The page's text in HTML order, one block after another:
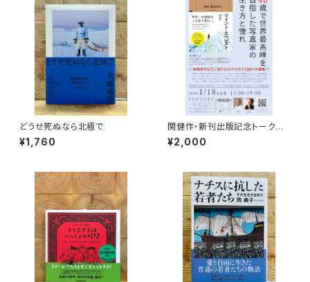
どうせ死ぬなら北極で
¥1,760
関健作・新刊出版記念トークイ
ベント録画視聴権
¥2,000